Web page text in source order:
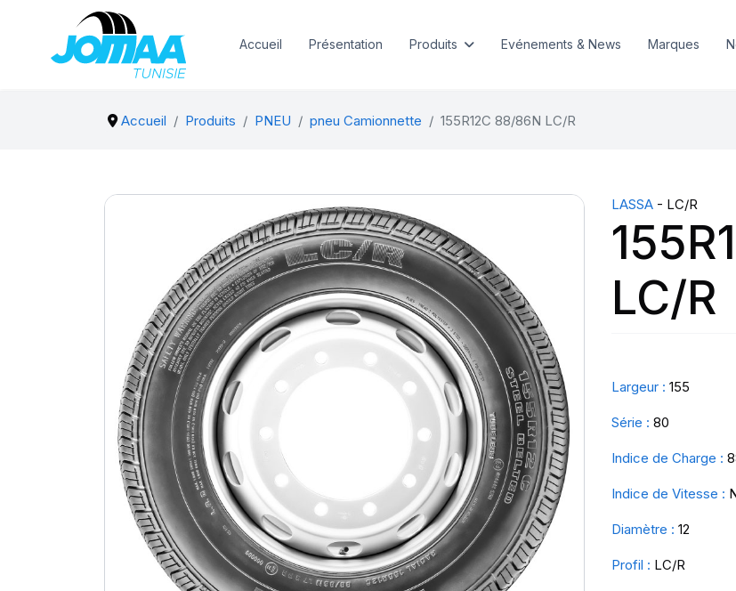
Accueil Présentation Produits Evénements & News Marques
Accueil Produits PNEU pneu Camionnette 155R12C 88/86N LC/R
LASSA - LC/R
LC/R
Largeur : 155
Série : 80
Indice de Charge :
Indice de Vitesse :
Diamètre : 12
Profil : LC/R